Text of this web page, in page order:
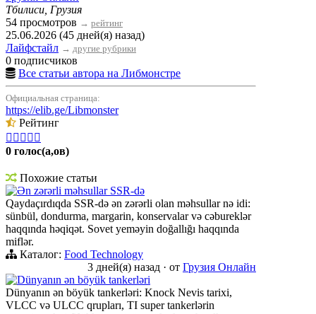
Тбилиси, Грузия
54 просмотров → рейтинг
25.06.2026 (45 дней(я) назад)
Лайфстайл → другие рубрики
0 подписчиков
Все статьи автора на Либмонстре
Официальная страница:
https://elib.ge/Libmonster
Рейтинг
    
0 голос(а,ов)
Похожие статьи
Ən zərərli məhsullar SSR-də
Qaydaçırdıqda SSR-də ən zərərli olan məhsullar nə idi:
sünbül, dondurma, margarin, konservalar və cəbureklər
haqqında həqiqət. Sovet yeməyin doğallığı haqqında
miflər.
Каталог: Food Technology
3 дней(я) назад · от Грузия Онлайн
Dünyanın ən böyük tankerləri
Dünyanın ən böyük tankerləri: Knock Nevis tarixi,
VLCC və ULCC qrupları, TI super tankerlərin